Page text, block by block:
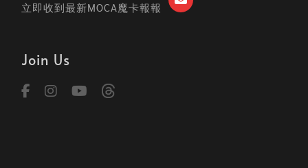
立即收到最新MOCA魔卡報報
Join Us